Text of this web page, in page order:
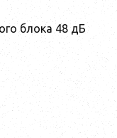
блока 48 дБ